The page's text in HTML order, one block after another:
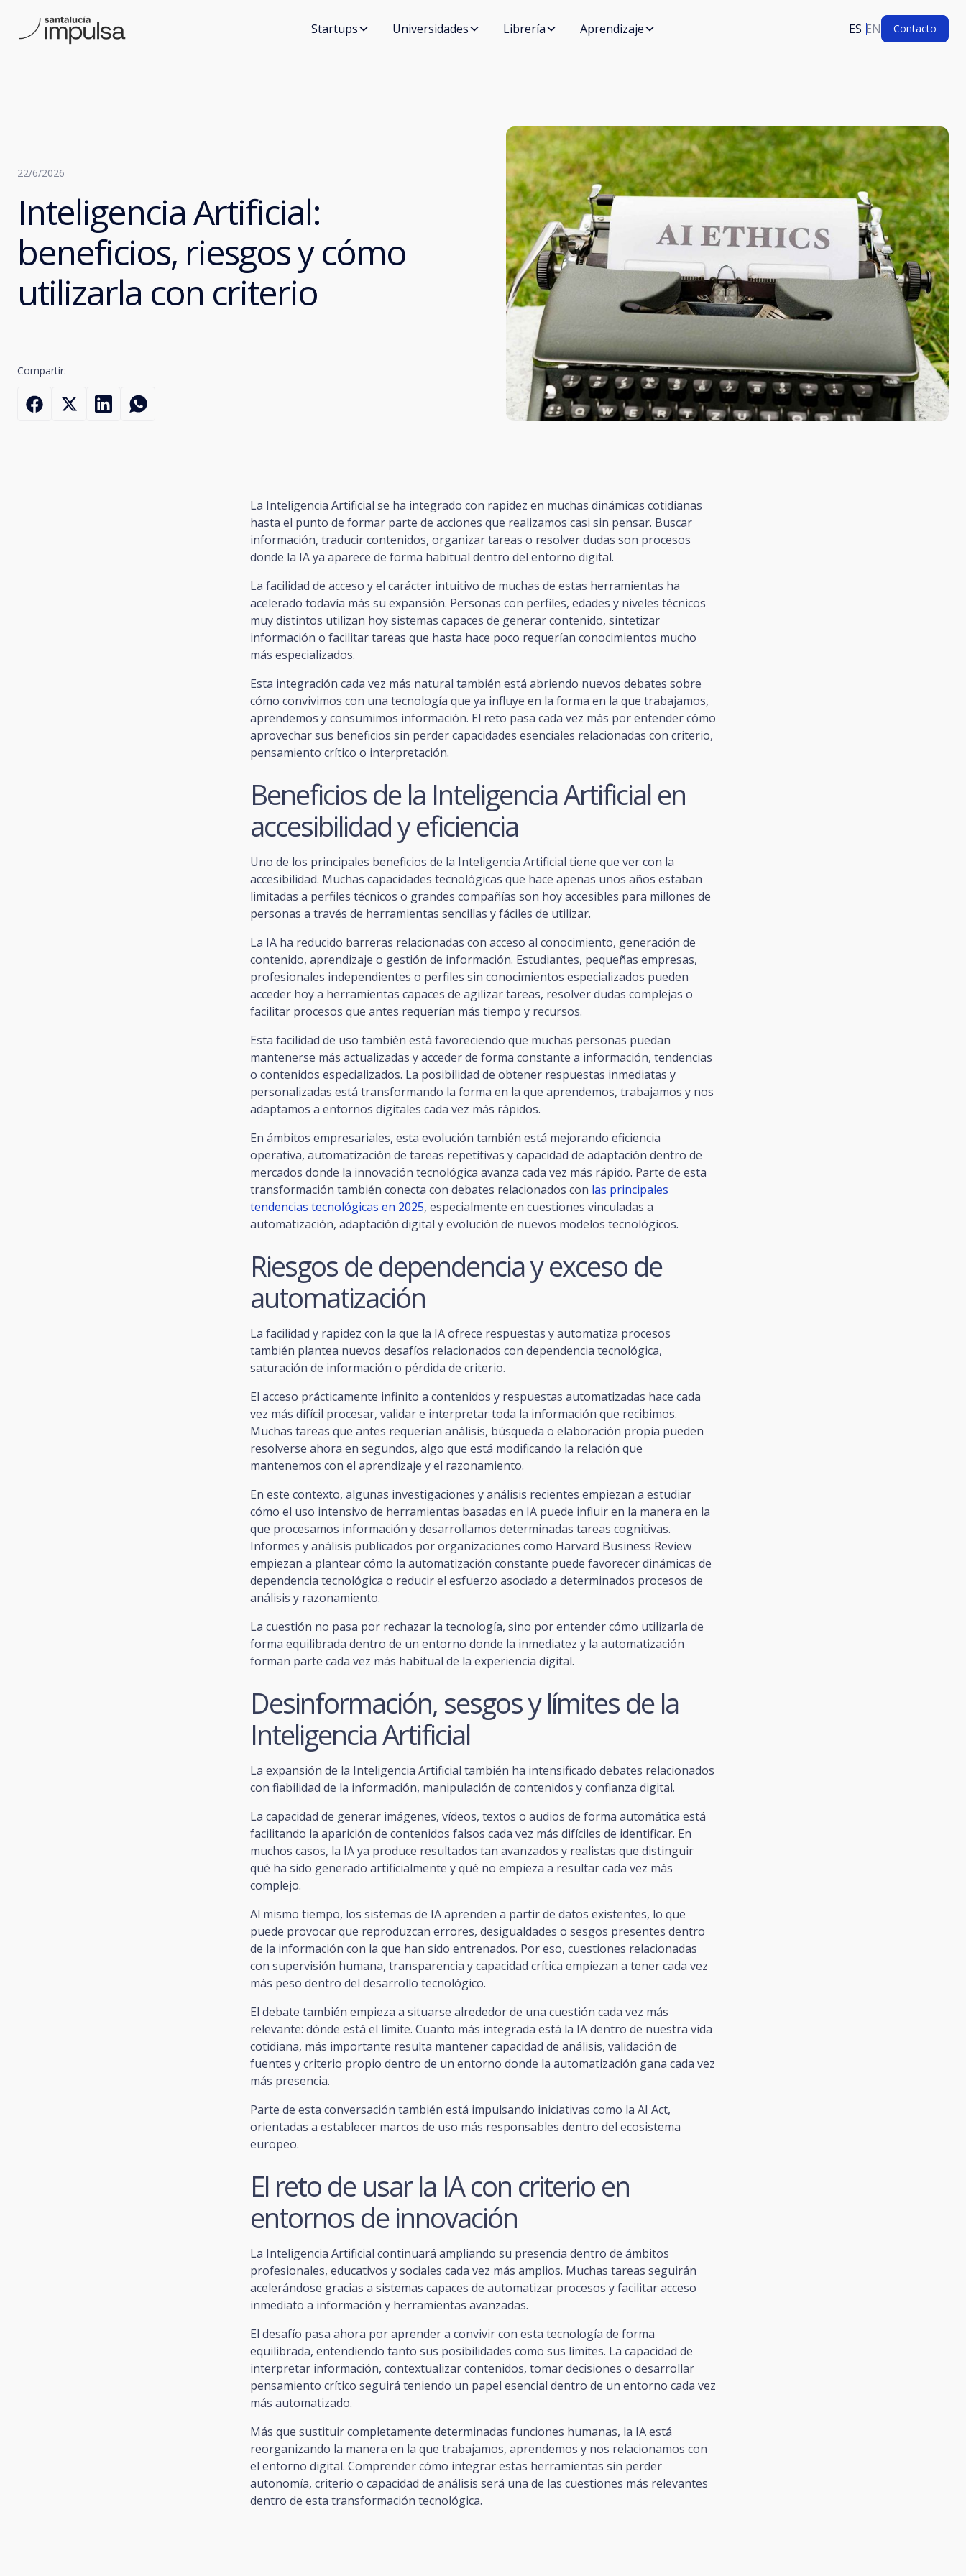
Startups Universidades Librería Aprendizaje ES EN Contacto
22/6/2026
Inteligencia Artificial:
beneficios, riesgos y cómo
utilizarla con criterio
Compartir:
La Inteligencia Artificial se ha integrado con rapidez en muchas dinámicas cotidianas
hasta el punto de formar parte de acciones que realizamos casi sin pensar. Buscar
información, traducir contenidos, organizar tareas o resolver dudas son procesos
donde la IA ya aparece de forma habitual dentro del entorno digital.
La facilidad de acceso y el carácter intuitivo de muchas de estas herramientas ha
acelerado todavía más su expansión. Personas con perfiles, edades y niveles técnicos
muy distintos utilizan hoy sistemas capaces de generar contenido, sintetizar
información o facilitar tareas que hasta hace poco requerían conocimientos mucho
más especializados.
Esta integración cada vez más natural también está abriendo nuevos debates sobre
cómo convivimos con una tecnología que ya influye en la forma en la que trabajamos,
aprendemos y consumimos información. El reto pasa cada vez más por entender cómo
aprovechar sus beneficios sin perder capacidades esenciales relacionadas con criterio,
pensamiento crítico o interpretación.
Beneficios de la Inteligencia Artificial en
accesibilidad y eficiencia
Uno de los principales beneficios de la Inteligencia Artificial tiene que ver con la
accesibilidad. Muchas capacidades tecnológicas que hace apenas unos años estaban
limitadas a perfiles técnicos o grandes compañías son hoy accesibles para millones de
personas a través de herramientas sencillas y fáciles de utilizar.
La IA ha reducido barreras relacionadas con acceso al conocimiento, generación de
contenido, aprendizaje o gestión de información. Estudiantes, pequeñas empresas,
profesionales independientes o perfiles sin conocimientos especializados pueden
acceder hoy a herramientas capaces de agilizar tareas, resolver dudas complejas o
facilitar procesos que antes requerían más tiempo y recursos.
Esta facilidad de uso también está favoreciendo que muchas personas puedan
mantenerse más actualizadas y acceder de forma constante a información, tendencias
o contenidos especializados. La posibilidad de obtener respuestas inmediatas y
personalizadas está transformando la forma en la que aprendemos, trabajamos y nos
adaptamos a entornos digitales cada vez más rápidos.
En ámbitos empresariales, esta evolución también está mejorando eficiencia
operativa, automatización de tareas repetitivas y capacidad de adaptación dentro de
mercados donde la innovación tecnológica avanza cada vez más rápido. Parte de esta
transformación también conecta con debates relacionados con las principales
tendencias tecnológicas en 2025, especialmente en cuestiones vinculadas a
automatización, adaptación digital y evolución de nuevos modelos tecnológicos.
Riesgos de dependencia y exceso de
automatización
La facilidad y rapidez con la que la IA ofrece respuestas y automatiza procesos
también plantea nuevos desafíos relacionados con dependencia tecnológica,
saturación de información o pérdida de criterio.
El acceso prácticamente infinito a contenidos y respuestas automatizadas hace cada
vez más difícil procesar, validar e interpretar toda la información que recibimos.
Muchas tareas que antes requerían análisis, búsqueda o elaboración propia pueden
resolverse ahora en segundos, algo que está modificando la relación que
mantenemos con el aprendizaje y el razonamiento.
En este contexto, algunas investigaciones y análisis recientes empiezan a estudiar
cómo el uso intensivo de herramientas basadas en IA puede influir en la manera en la
que procesamos información y desarrollamos determinadas tareas cognitivas.
Informes y análisis publicados por organizaciones como Harvard Business Review
empiezan a plantear cómo la automatización constante puede favorecer dinámicas de
dependencia tecnológica o reducir el esfuerzo asociado a determinados procesos de
análisis y razonamiento.
La cuestión no pasa por rechazar la tecnología, sino por entender cómo utilizarla de
forma equilibrada dentro de un entorno donde la inmediatez y la automatización
forman parte cada vez más habitual de la experiencia digital.
Desinformación, sesgos y límites de la
Inteligencia Artificial
La expansión de la Inteligencia Artificial también ha intensificado debates relacionados
con fiabilidad de la información, manipulación de contenidos y confianza digital.
La capacidad de generar imágenes, vídeos, textos o audios de forma automática está
facilitando la aparición de contenidos falsos cada vez más difíciles de identificar. En
muchos casos, la IA ya produce resultados tan avanzados y realistas que distinguir
qué ha sido generado artificialmente y qué no empieza a resultar cada vez más
complejo.
Al mismo tiempo, los sistemas de IA aprenden a partir de datos existentes, lo que
puede provocar que reproduzcan errores, desigualdades o sesgos presentes dentro
de la información con la que han sido entrenados. Por eso, cuestiones relacionadas
con supervisión humana, transparencia y capacidad crítica empiezan a tener cada vez
más peso dentro del desarrollo tecnológico.
El debate también empieza a situarse alrededor de una cuestión cada vez más
relevante: dónde está el límite. Cuanto más integrada está la IA dentro de nuestra vida
cotidiana, más importante resulta mantener capacidad de análisis, validación de
fuentes y criterio propio dentro de un entorno donde la automatización gana cada vez
más presencia.
Parte de esta conversación también está impulsando iniciativas como la AI Act,
orientadas a establecer marcos de uso más responsables dentro del ecosistema
europeo.
El reto de usar la IA con criterio en
entornos de innovación
La Inteligencia Artificial continuará ampliando su presencia dentro de ámbitos
profesionales, educativos y sociales cada vez más amplios. Muchas tareas seguirán
acelerándose gracias a sistemas capaces de automatizar procesos y facilitar acceso
inmediato a información y herramientas avanzadas.
El desafío pasa ahora por aprender a convivir con esta tecnología de forma
equilibrada, entendiendo tanto sus posibilidades como sus límites. La capacidad de
interpretar información, contextualizar contenidos, tomar decisiones o desarrollar
pensamiento crítico seguirá teniendo un papel esencial dentro de un entorno cada vez
más automatizado.
Más que sustituir completamente determinadas funciones humanas, la IA está
reorganizando la manera en la que trabajamos, aprendemos y nos relacionamos con
el entorno digital. Comprender cómo integrar estas herramientas sin perder
autonomía, criterio o capacidad de análisis será una de las cuestiones más relevantes
dentro de esta transformación tecnológica.